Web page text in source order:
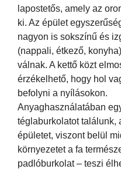
lapostetős, amely az
ki. Az épület
nagyon is sokszínű és
(nappali, étkező,
válnak. A kettő közt
érzékelhető, hogy hol
befolyni a nyílásokon.
Anyaghasználatában
téglaburkolatot találunk,
épületet, viszont belül
környezetet a fa
padlóburkolat – teszi